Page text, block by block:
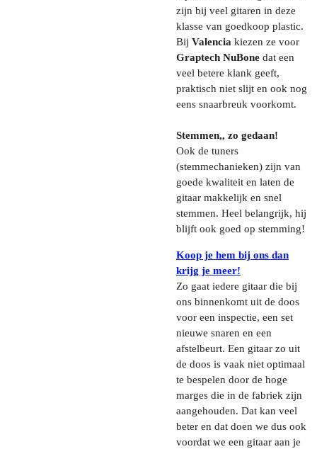
zijn bij veel gitaren in deze
klasse van goedkoop plastic.
Bij Valencia kiezen ze voor
Graptech NuBone dat een
veel betere klank geeft,
praktisch niet slijt en ook nog
eens snaarbreuk voorkomt.
Stemmen,, zo gedaan!
Ook de tuners
(stemmechanieken) zijn van
goede kwaliteit en laten de
gitaar makkelijk en snel
stemmen. Heel belangrijk, hij
blijft ook goed op stemming!
Koop je hem bij ons dan
krijg je meer!
Zo gaat iedere gitaar die bij
ons binnenkomt uit de doos
voor een inspectie, een set
nieuwe snaren en een
afstelbeurt. Een gitaar zo uit
de doos is vaak niet optimaal
te bespelen door de hoge
marges die in de fabriek zijn
aangehouden. Dat kan veel
beter en dat doen we dus ook
voordat we een gitaar aan je